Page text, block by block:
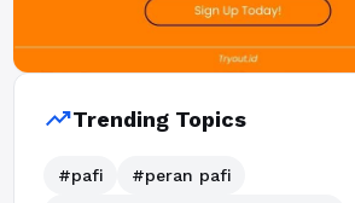
trending_upTrending Topics
#pafi
#peran pafi